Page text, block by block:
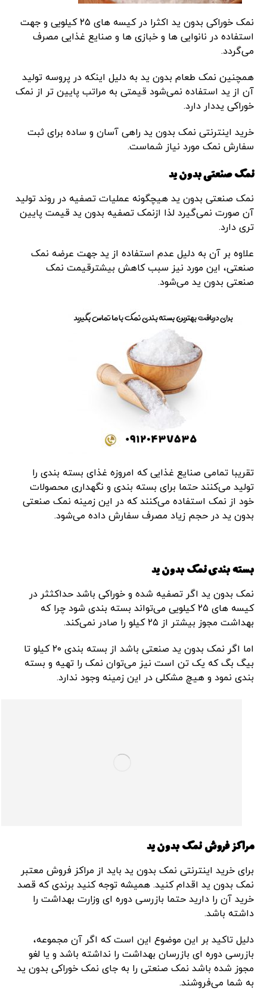
نمک خوراکی بدون ید اکثرا در کیسه های ۲۵ کیلویی و جهت
استفاده در نانوایی ها و خبازی ها و صنایع غذایی مصرف
می‌گردد.
همچنین نمک طعام بدون ید به دلیل اینکه در پروسه تولید
آن از ید استفاده نمی‌شود قیمتی به مراتب پایین تر از نمک
خوراکی یددار دارد.
خرید اینترنتی نمک بدون ید راهی آسان و ساده برای ثبت
سفارش نمک مورد نیاز شماست.
نمک صنعتی بدون ید
نمک صنعتی بدون ید هیچگونه عملیات تصفیه در روند تولید
آن صورت نمی‌گیرد لذا ازنمک تصفیه بدون ید قیمت پایین
تری دارد.
علاوه بر آن به دلیل عدم استفاده از ید جهت عرضه نمک
صنعتی، این مورد نیز سبب کاهش بیشترقیمت نمک
صنعتی بدون ید می‌شود.
تقریبا تمامی صنایع غذایی که امروزه غذای بسته بندی را
تولید می‌کنند حتما برای بسته بندی و نگهداری محصولات
خود از نمک استفاده می‌کنند که در این زمینه نمک صنعتی
بدون ید در حجم زیاد مصرف سفارش داده می‌شود.
بسته بندی نمک بدون ید
نمک بدون ید اگر تصفیه شده و خوراکی باشد حداکثثر در
کیسه های ۲۵ کیلویی می‌تواند بسته بندی شود چرا که
بهداشت مجوز بیشتر از ۲۵ کیلو را صادر نمی‌کند.
اما اگر نمک بدون ید صنعتی باشد از بسته بندی ۲۰ کیلو تا
بیگ بگ که یک تن است نیز می‌توان نمک را تهیه و بسته
بندی نمود و هیچ مشکلی در این زمینه وجود ندارد.
مراکز فروش نمک بدون ید
برای خرید اینترنتی نمک بدون ید باید از مراکز فروش معتبر
نمک بدون ید اقدام کنید. همیشه توجه کنید برندی که قصد
خرید آن را دارید حتما بازرسی دوره ای وزارت بهداشت را
داشته باشد.
دلیل تاکید بر این موضوع این است که اگر آن مجموعه،
بازرسی دوره ای بازرسان بهداشت را نداشته باشد و یا لغو
مجوز شده باشد نمک صنعتی را به جای نمک خوراکی بدون ید
به شما می‌فروشند.